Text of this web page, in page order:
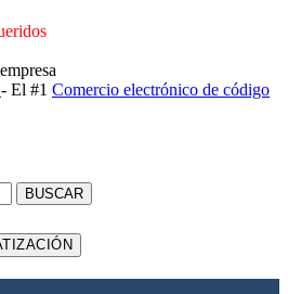
- El #1 Comercio electrónico de código
BUSCAR